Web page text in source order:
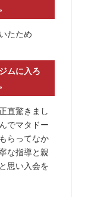
たため
ムに入ろ
直驚きまし
でマタドー
らってなか
な指導と親
思い入会を